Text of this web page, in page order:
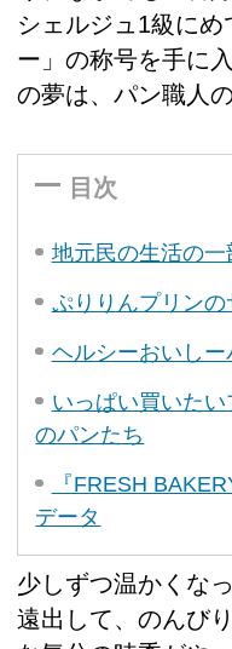
シェルジュ1級に
ー」の称号を手に
の夢は、パン職人
目次
地元民の生活の
ぷりりんプリンの
ヘルシーおいしー
いっぱい買いた
のパンたち
『FRESH
データ
少しずつ温かくな
遠出して、のんび